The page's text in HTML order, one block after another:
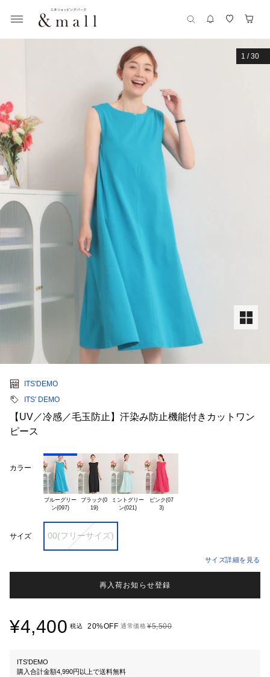
1 /30
ITS'DEMO
ITS' DEMO
【UV／冷感／毛玉防止】汗染み防止機能付きカットワン
ピース
カラー
ブルーグリー
ブラック(0
19)
ミントグリー
ピンク(07
サイズ 00(フリーサイズ)
サイズ詳細を見る
再入荷お知らせ登録
¥4,400 税込 20%OFF 通常価格¥5,500
ITS'DEMO
購入合計金額4,990円以上で送料無料